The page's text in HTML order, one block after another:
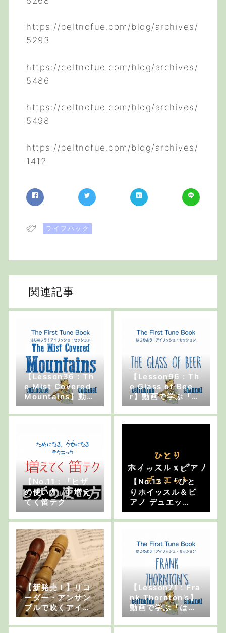
https://celtnofue.com/blog/archives/
5293
https://celtnofue.com/blog/archives/
5486
https://celtnofue.com/blog/archives/
5498
https://celtnofue.com/blog/archives/
1412
ライフハック
関連記事
【Lesson36 : Th
e Mist Covered
Mountains】動画
で学ぶ「はじめよ
う！アイリッシ
【Lesson96 : Th
e Glass of Bee
r】動画で学ぶ「は
じめよう！アイリ
ッシュ・セッショ
ン」
【No.11 : 「ヒザ
の使い方」】増え
てく笛テク
【No.13 : 「ひと
りホイッスル＆ピ
アノ デュエッ
ト」】増えてく笛
テク
【新発売！】リコ
ーダー・アンサン
ブルで吹くアイリ
ッシュと北欧音楽
の楽譜
【Lesson71 : Fra
nk Thornton’s】
動画で学ぶ「はじ
めよう！アイリッ
シュ・セッショ